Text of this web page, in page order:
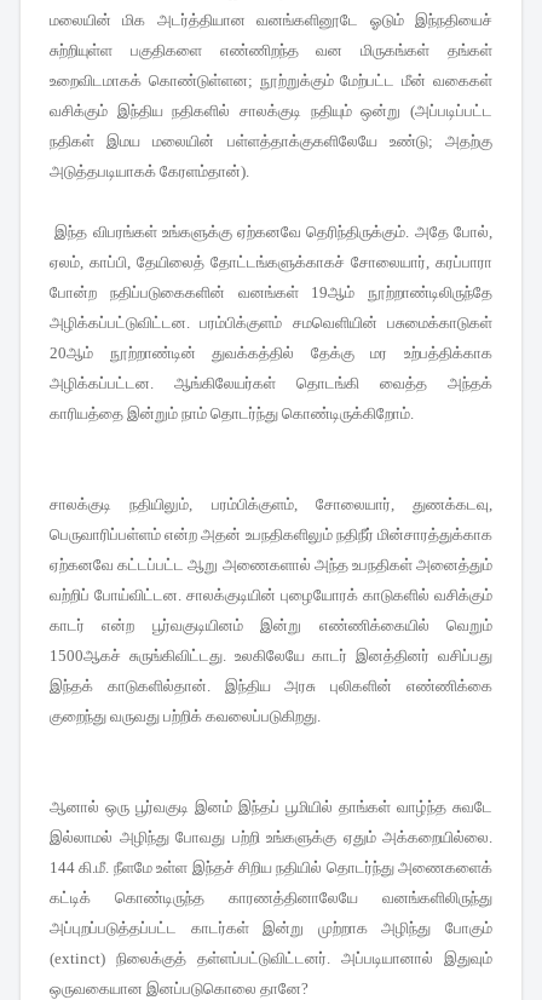
மலையின் மிக அடர்த்தியான வனங்களினூடே ஓடும் இந்நதியைச்
சுற்றியுள்ள பகுதிகளை எண்ணிறந்த வன மிருகங்கள் தங்கள்
உறைவிடமாகக் கொண்டுள்ளன; நூற்றுக்கும் மேற்பட்ட மீன் வகைகள்
வசிக்கும் இந்திய நதிகளில் சாலக்குடி நதியும் ஒன்று (அப்படிப்பட்ட
நதிகள் இமய மலையின் பள்ளத்தாக்குகளிலேயே உண்டு;அதற்கு
அடுத்தபடியாகக் கேரளம்தான்).
இந்த விபரங்கள் உங்களுக்கு ஏற்கனவே தெரிந்திருக்கும் அதே போல்
ஏலம் காப்பி தேயிலைத் தோட்டங்களுக்காகச் சோலையார் கரப்பாரா
போன்ற நதிப்படுகைகளின் வனங்கள் 19ஆம் நூற்றாண்டிலிருந்தே
அழிக்கப்பட்டுவிட்டன .பரம்பிக்குளம் சமவெளியின் பசுமைக்காடுகள்
20ஆம் நூற்றாண்டின் துவக்கத்தில் தேக்கு மர உற்பத்திக்காக
அழிக்கப்பட்டன
ஆங்கிலேயர்கள் தொடங்கி வைத்த அந்தக்
காரியத்தை இன்றும் நாம் தொடர்ந்து கொண்டிருக்கிறோம்
சாலக்குடி நதியிலும் பரம்பிக்குளம், சோலையார் துணக்கடவு
பெருவாரிப்பள்ளம் என்ற அதன் உபநதிகளிலும் நதிநீர் மின்சாரத்துக்காக
ஏற்கனவே கட்டப்பட்ட ஆறு அணைகளால் அந்த உபநதிகள் அனைத்தும்
வற்றிப் போய்விட்டன சாலக்குடியின் புழையோரக் காடுகளில் வசிக்கும்
காடர் என்ற பூர்வகுடியினம் இன்று எண்ணிக்கையில் வெறும்
1500ஆகச் சுருங்கிவிட்டது. உலகிலேயே காடர் இனத்தினர் வசிப்பது
இந்தக் காடுகளில்தான்
இந்திய அரசு புலிகளின் எண்ணிக்கை
குறைந்து வருவது பற்றிக் கவலைப்படுகிறது
ஆனால் ஒரு பூர்வகுடி இனம் இந்தப் பூமியில் தாங்கள் வாழ்ந்த சுவடே
இல்லாமல் அழிந்து போவது பற்றி உங்களுக்கு ஏதும் அக்கறையில்லை
144 கி .மீ. நீளமே உள்ள இந்தச் சிறிய நதியில் தொடர்ந்து அணைகளைக்
கட்டிக் கொண்டிருந்த காரணத்தினாலேயே வனங்களிலிருந்து
அப்புறப்படுத்தப்பட்ட காடர்கள் இன்று முற்றாக அழிந்து போகும்
(extinct) நிலைக்குத் தள்ளப்பட்டுவிட்டனர்
அப்படியானால் இதுவும்
ஒருவகையான இனப்படுகொலை தானே?